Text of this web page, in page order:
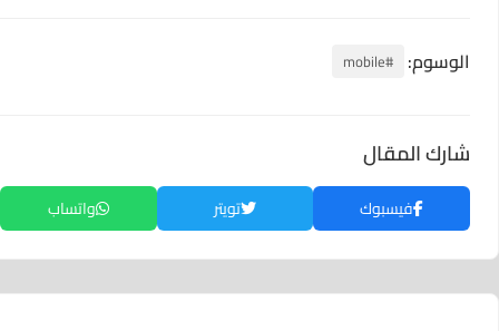
الوسوم: #mobile
شارك المقال
فيسبوك تويتر واتساب